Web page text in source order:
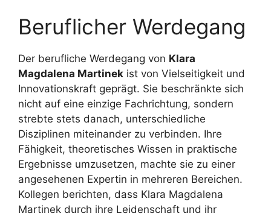
Beruflicher Werdegang
Der berufliche Werdegang von Klara
Magdalena Martinek ist von Vielseitigkeit und
Innovationskraft geprägt. Sie beschränkte sich
nicht auf eine einzige Fachrichtung, sondern
strebte stets danach, unterschiedliche
Disziplinen miteinander zu verbinden. Ihre
Fähigkeit, theoretisches Wissen in praktische
Ergebnisse umzusetzen, machte sie zu einer
angesehenen Expertin in mehreren Bereichen.
Kollegen berichten, dass Klara Magdalena
Martinek durch ihre Leidenschaft und ihr